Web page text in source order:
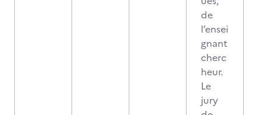
de
l’ensei
gnant
cherc
heur.
Le
jury